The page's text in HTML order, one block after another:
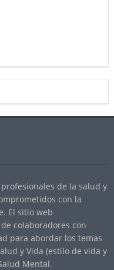
de la salud y
con la
El sitio web
colaboradores con
para abordar los temas
y Vida (estilo de vida y
Mental.